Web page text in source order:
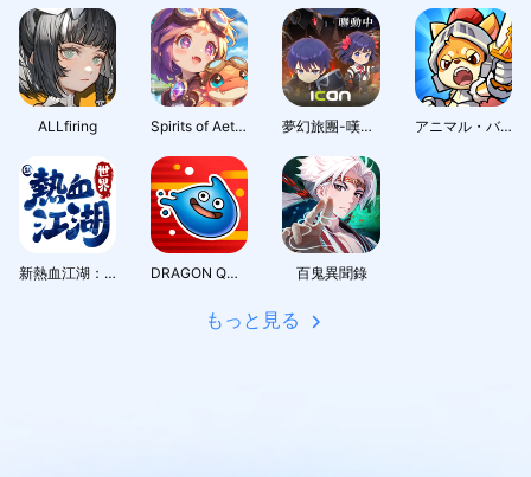
ALLfiring Spirits of Aetheria 夢幻旅團-嘆氣的亡靈想隱退聯動 アニマル・バスターズ
新熱血江湖：世界 DRAGON QUEST Smash/Grow 百鬼異聞錄
もっと見る